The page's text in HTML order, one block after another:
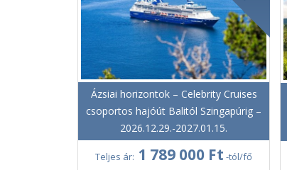
Ázsiai horizontok – Celebrity Cruises
csoportos hajóút Balitól Szingapúrig –
2026.12.29.-2027.01.15.
Teljes ár: 1 789 000 Ft -tól/fő